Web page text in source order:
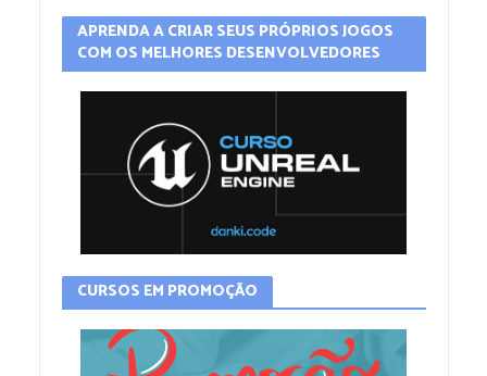
APRENDA A CRIAR SEUS PRÓPRIOS JOGOS
COM OS MELHORES DESENVOLVEDORES
CURSOS EM PROMOÇÃO